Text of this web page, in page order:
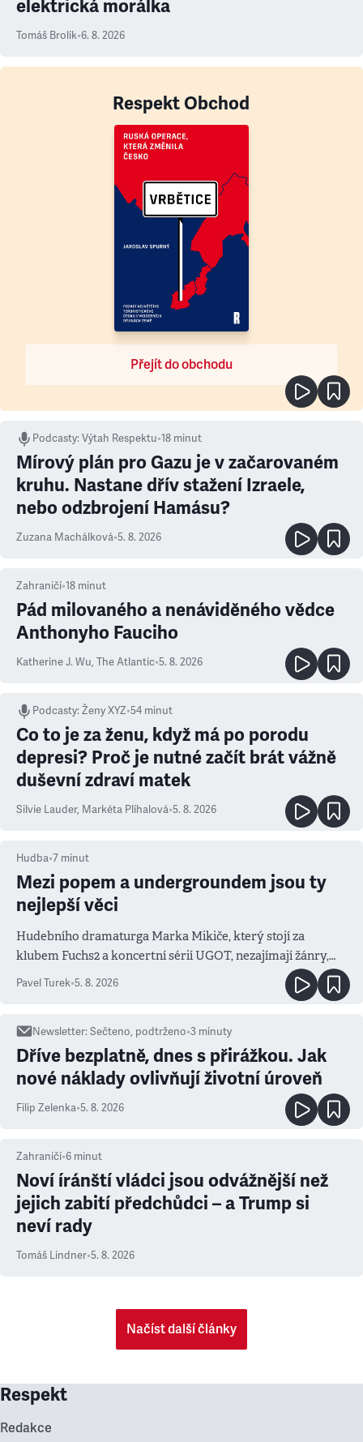
elektrická morálka
Tomáš Brolík•6. 8. 2026
Respekt Obchod
Přejít do obchodu
Podcasty:Výtah Respektu•18 minut
Mírový plán pro Gazu je v začarovaném
kruhu. Nastane dřív stažení Izraele,
nebo odzbrojení Hamásu?
Zuzana Machálková•5. 8. 2026
Zahraničí•18 minut
Pád milovaného a nenáviděného vědce
Anthonyho Fauciho
Katherine J. Wu, The Atlantic•5. 8. 2026
Podcasty:Ženy XYZ•54 minut
Co to je za ženu, když má po porodu
depresi? Proč je nutné začít brát vážně
duševní zdraví matek
Silvie Lauder, Markéta Plíhalová•5. 8. 2026
Hudba•7 minut
Mezi popem a undergroundem jsou ty
nejlepší věci
Hudebního dramaturga Marka Mikiče, který stojí za
klubem Fuchs2 a koncertní sérií UGOT, nezajímají žánry,
ale atmosféra
Pavel Turek•5. 8. 2026
Newsletter:Sečteno, podtrženo•3 minuty
Dříve bezplatně, dnes s přirážkou. Jak
nové náklady ovlivňují životní úroveň
Filip Zelenka•5. 8. 2026
Zahraničí•6 minut
Noví íránští vládci jsou odvážnější než
jejich zabití předchůdci – a Trump si
neví rady
Tomáš Lindner•5. 8. 2026
Načíst další články
Respekt
Redakce